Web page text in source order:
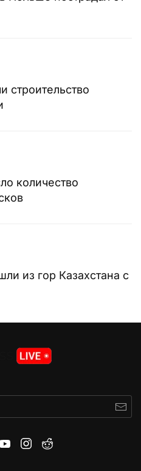
строительство
количество
из гор Казахстана с